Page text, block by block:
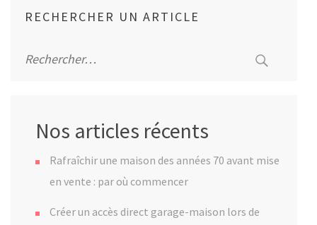
RECHERCHER UN ARTICLE
Nos articles récents
Rafraîchir une maison des années 70 avant mise
en vente : par où commencer
Créer un accès direct garage-maison lors de